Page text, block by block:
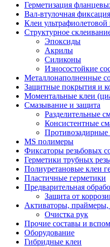
Герметизация
Вал-втулочная фиксация
Клеи
Структурное
Эпоксиды
Акрилы
Силиконы
Износостойкие
Металлонаполненные
Защитные покрытия и
Моментальные клеи
Смазывание и защита
Разделительные
Консистентные
Противозадирные
MS полимеры
Фиксаторы резьбовых
Герметики трубных
Полиуретановые клеи
Пластичные герметики
Предварительная
Защита от
Активаторы, праймеры,
Очистка рук
Прочие составы и
Оборудование
Гибридные клеи